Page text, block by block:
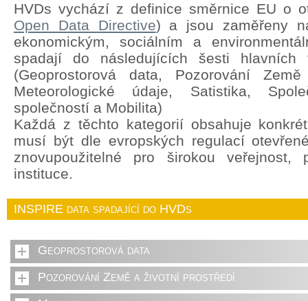
HVDs vychází z definice směrnice EU o
Open Data Directive) a jsou zaměřeny
ekonomickým, sociálním a
spadají do následujících šesti hlavních
(Geoprostorová data, Pozorování
Meteorologické údaje, Satistika,
společností a Mobilita)
Každá z těchto kategorií obsahuje
musí být dle evropských regulací
znovupoužitelné pro širokou veřejnost,
instituce.
INSPIRE data spadající do HVDs
Geoprostorová data
Pozorování Země a životní prostředí